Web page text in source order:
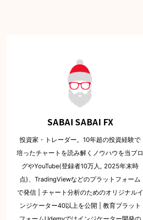
SABAI SABAI FX
投資家・トレーダー。10年超の投資経験で
培ったチャートを読み解くノウハウを当ブロ
グやYouTube(登録者10万人, 2025年末時
点)、TradingViewなどのプラットフォーム
で発信 | チャート分析のためのオリジナルイ
ンジケーター40以上を公開 | 教育プラット